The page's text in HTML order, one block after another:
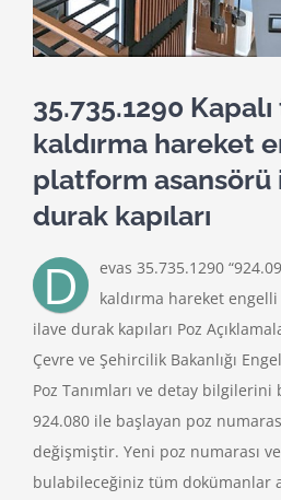
35.735.1290
kaldırma hareket
platform asansörü
durak kapıları
D
evas 35.735.1290
kaldırma hareket
ilave durak kapıları Poz
Çevre ve Şehircilik Bakanlığı
Poz Tanımları ve detay
924.080 ile başlayan poz
değişmiştir. Yeni poz numarası ve
bulabileceğiniz tüm dokümanlar